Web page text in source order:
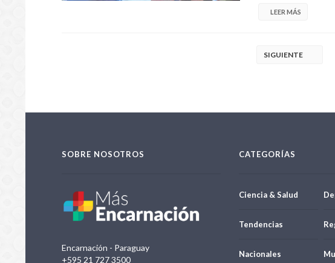
LEER MÁS
SIGUIENTE
SOBRE NOSOTROS
Encarnación - Paraguay
+595 21 727 3500
CATEGORÍAS
Ciencia & Salud
Tendencias
Nacionales